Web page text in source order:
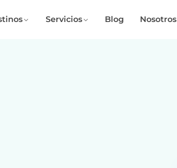
Servicios Blog Nosotros